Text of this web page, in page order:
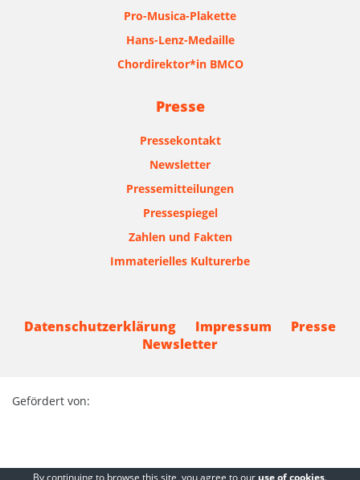
Pro-Musica-Plakette
Hans-Lenz-Medaille
Chordirektor*in BMCO
Presse
Pressekontakt
Newsletter
Pressemitteilungen
Pressespiegel
Zahlen und Fakten
Immaterielles Kulturerbe
Datenschutzerklärung Impressum
Presse
Newsletter
Gefördert von:
By continuing to browse this site, you agree to our use of cookies.